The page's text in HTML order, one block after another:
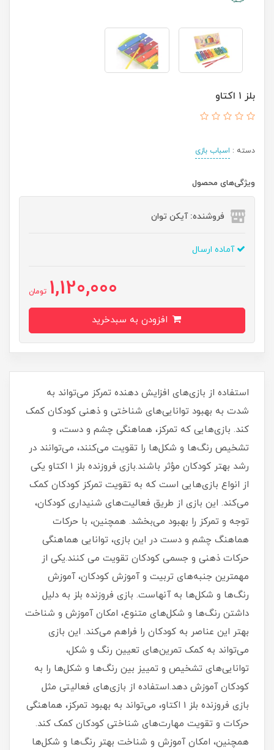
بلز ۱ اکتاو
دسته : اسباب بازی
ویژگی‌های محصول
فروشنده: آیکن توان
آماده ارسال
1,120,000 تومان
استفاده از بازی‌های افزایش دهنده تمرکز می‌تواند به
شدت به بهبود توانایی‌های شناختی و ذهنی کودکان کمک
کند. بازی‌هایی که تمرکز، هماهنگی چشم و دست، و
تشخیص رنگ‌ها و شکل‌ها را تقویت می‌کنند، می‌توانند در
رشد بهتر کودکان مؤثر باشند.بازی فروزنده بلز 1 اکتاو یکی
از انواع بازی‌هایی است که به تقویت تمرکز کودکان کمک
می‌کند. این بازی از طریق فعالیت‌های شنیداری کودکان،
توجه و تمرکز را بهبود می‌بخشد. همچنین، با حرکات
هماهنگ چشم و دست در این بازی، توانایی هماهنگی
حرکات ذهنی و جسمی کودکان تقویت می کنند.یکی از
مهمترین جنبه‌های تربیت و آموزش کودکان، آموزش
رنگ‌ها و شکل‌ها به آنهاست. بازی فروزنده بلز به دلیل
داشتن رنگ‌ها و شکل‌های متنوع، امکان آموزش و شناخت
بهتر این عناصر به کودکان را فراهم می‌کند. این بازی
می‌تواند به کمک تمرین‌های تعیین رنگ و شکل،
توانایی‌های تشخیص و تمییز بین رنگ‌ها و شکل‌ها را به
کودکان آموزش دهد.استفاده از بازی‌های فعالیتی مثل
بازی فروزنده بلز 1 اکتاو، می‌تواند به بهبود تمرکز، هماهنگی
حرکات و تقویت مهارت‌های شناختی کودکان کمک کند.
همچنین، امکان آموزش و شناخت بهتر رنگ‌ها و شکل‌ها